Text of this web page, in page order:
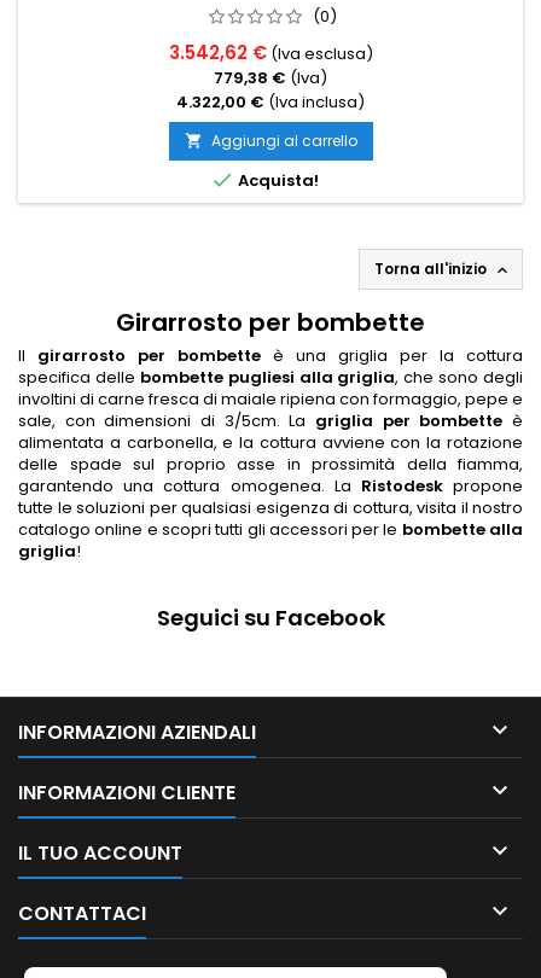
(0)
3.542,62 € (Iva esclusa)
779,38 € (Iva)
4.322,00 € (Iva inclusa)
 Aggiungi al carrello
 Acquista!
Torna all'inizio 
Girarrosto per bombette
Il girarrosto per bombette è una griglia per la cottura
specifica delle bombette pugliesi alla griglia, che sono degli
involtini di carne fresca di maiale ripiena con formaggio, pepe e
sale, con dimensioni di 3/5cm. La griglia per bombette è
alimentata a carbonella, e la cottura avviene con la rotazione
delle spade sul proprio asse in prossimità della fiamma,
garantendo una cottura omogenea. La Ristodeskpropone
tutte le soluzioni per qualsiasi esigenza di cottura, visita il nostro
catalogo online e scopri tutti gli accessori per le bombette alla
griglia!
Seguici su Facebook
INFORMAZIONI AZIENDALI 
INFORMAZIONI CLIENTE 
IL TUO ACCOUNT 
CONTATTACI 